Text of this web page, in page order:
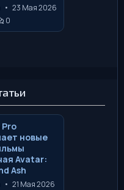
• 23 Мая 2026
0
Pro
новые
Avatar:
Ash
• 21 Мая 2026